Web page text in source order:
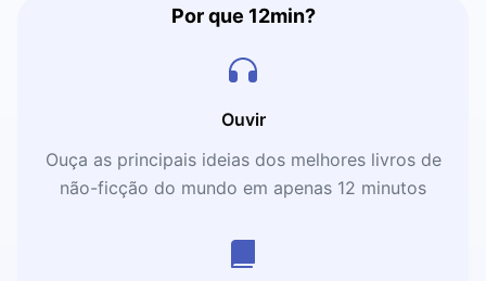
Por que 12min?
Ouvir
Ouça as principais ideias dos melhores livros de
não-ficção do mundo em apenas 12 minutos